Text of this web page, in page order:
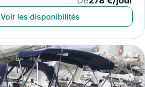
Voir les disponibilités